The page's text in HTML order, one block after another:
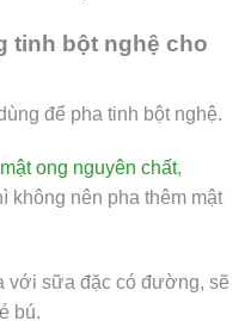
tinh bột nghệ cho
để pha tinh bột nghệ.
mật ong nguyên chất,
không nên pha thêm mật
với sữa đặc có đường, sẽ
bú.